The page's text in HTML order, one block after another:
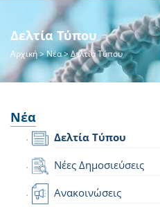
Δελτία Τύπου
Αρχική>Νέα> Δελτία Τύπου
Νέα
Δελτία Τύπου
Νέες Δημοσιεύσεις
Ανακοινώσεις